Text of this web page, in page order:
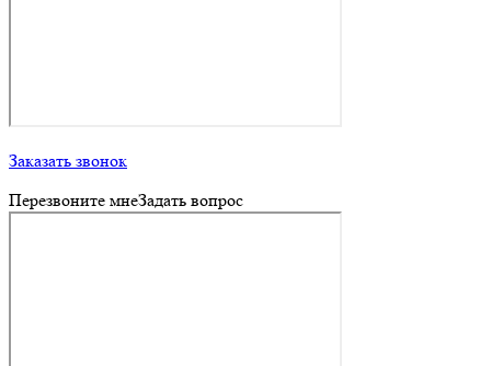
Заказать звонок
Перезвоните мнеЗадать вопрос